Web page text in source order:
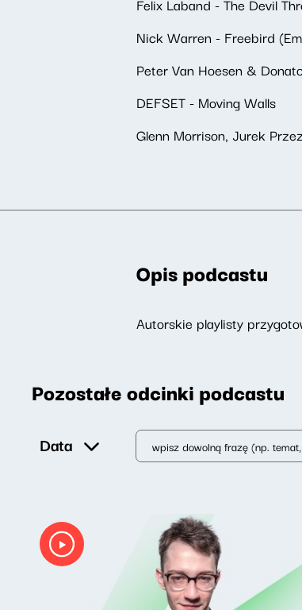
Felix Laband - The Devil
Nick Warren - Freebird
Peter Van Hoesen &
DEFSET - Moving Walls
Glenn Morrison, Jurek
Opis podcastu
Autorskie playlisty
Pozostałe odcinki podcastu
Data